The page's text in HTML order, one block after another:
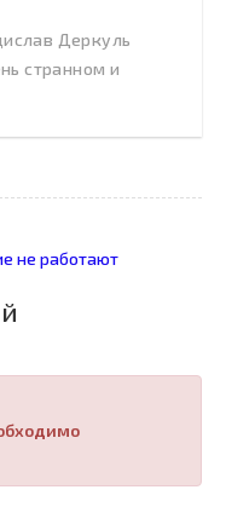
Деркуль
странном и
не работают